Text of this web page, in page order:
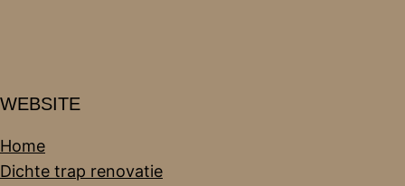
WEBSITE
Home
Dichte trap renovatie